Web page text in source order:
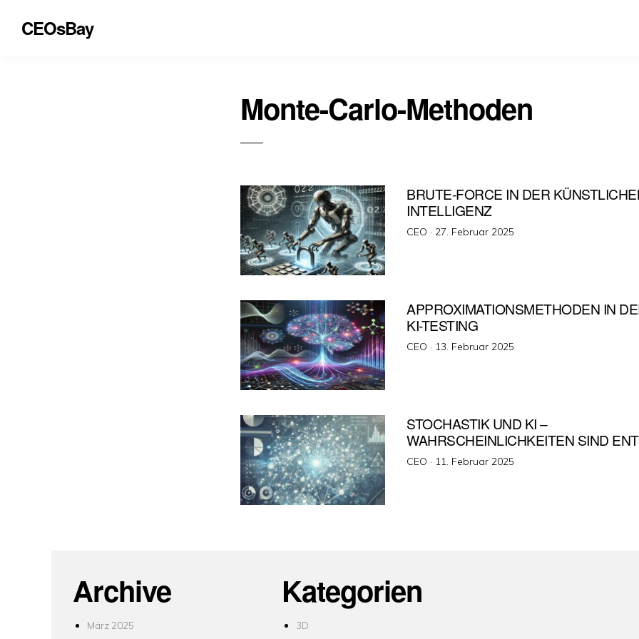
CEOsBay
Monte-Carlo-Methoden
BRUTE-FORCE IN DER
INTELLIGENZ
CEO · Veröffentlicht
27. Februar 2025
APPROXIMATIONSMETHODEN IN
KI-TESTING
CEO · Veröffentlicht
13. Februar 2025
STOCHASTIK UND KI –
WAHRSCHEINLICHKEITEN SIND
CEO · Veröffentlicht
11. Februar 2025
Archive
März 2025
Kategorien
3D